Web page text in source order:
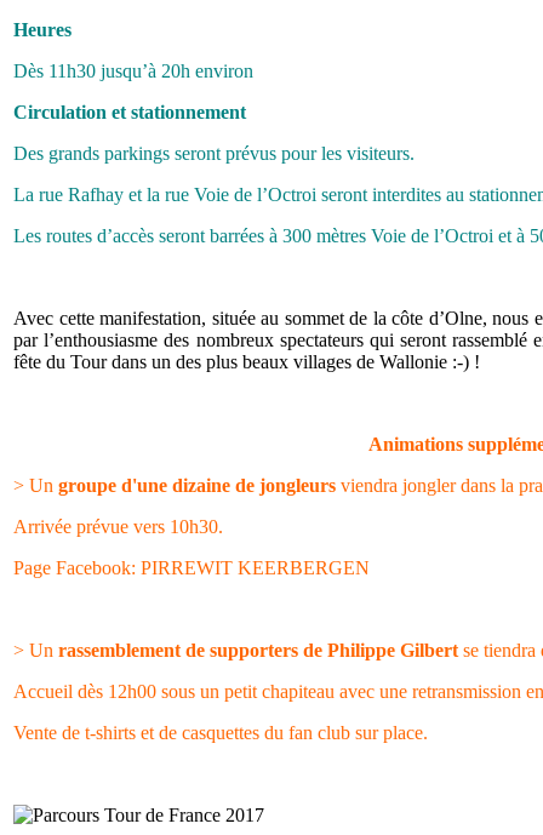
Heures
Dès 11h30 jusqu’à 20h environ
Circulation et stationnement
Des grands parkings seront prévus pour les visiteurs.
La rue Rafhay et la rue Voie de l’Octroi seront interdites au
Les routes d’accès seront barrées à 300 mètres Voie de l’Octroi et à
Avec cette manifestation, située au sommet de la côte d’Olne, nous
par l’enthousiasme des nombreux spectateurs qui seront
fête du Tour dans un des plus beaux villages de Wallonie :-) !
Animations
> Un groupe d'une dizaine de jongleurs viendra jongler dans la
Arrivée prévue vers 10h30.
Page Facebook: PIRREWIT KEERBERGEN
> Un rassemblement de supporters de Philippe Gilbert se tiendra
Accueil dès 12h00 sous un petit chapiteau avec une retransmission
Vente de t-shirts et de casquettes du fan club sur place.